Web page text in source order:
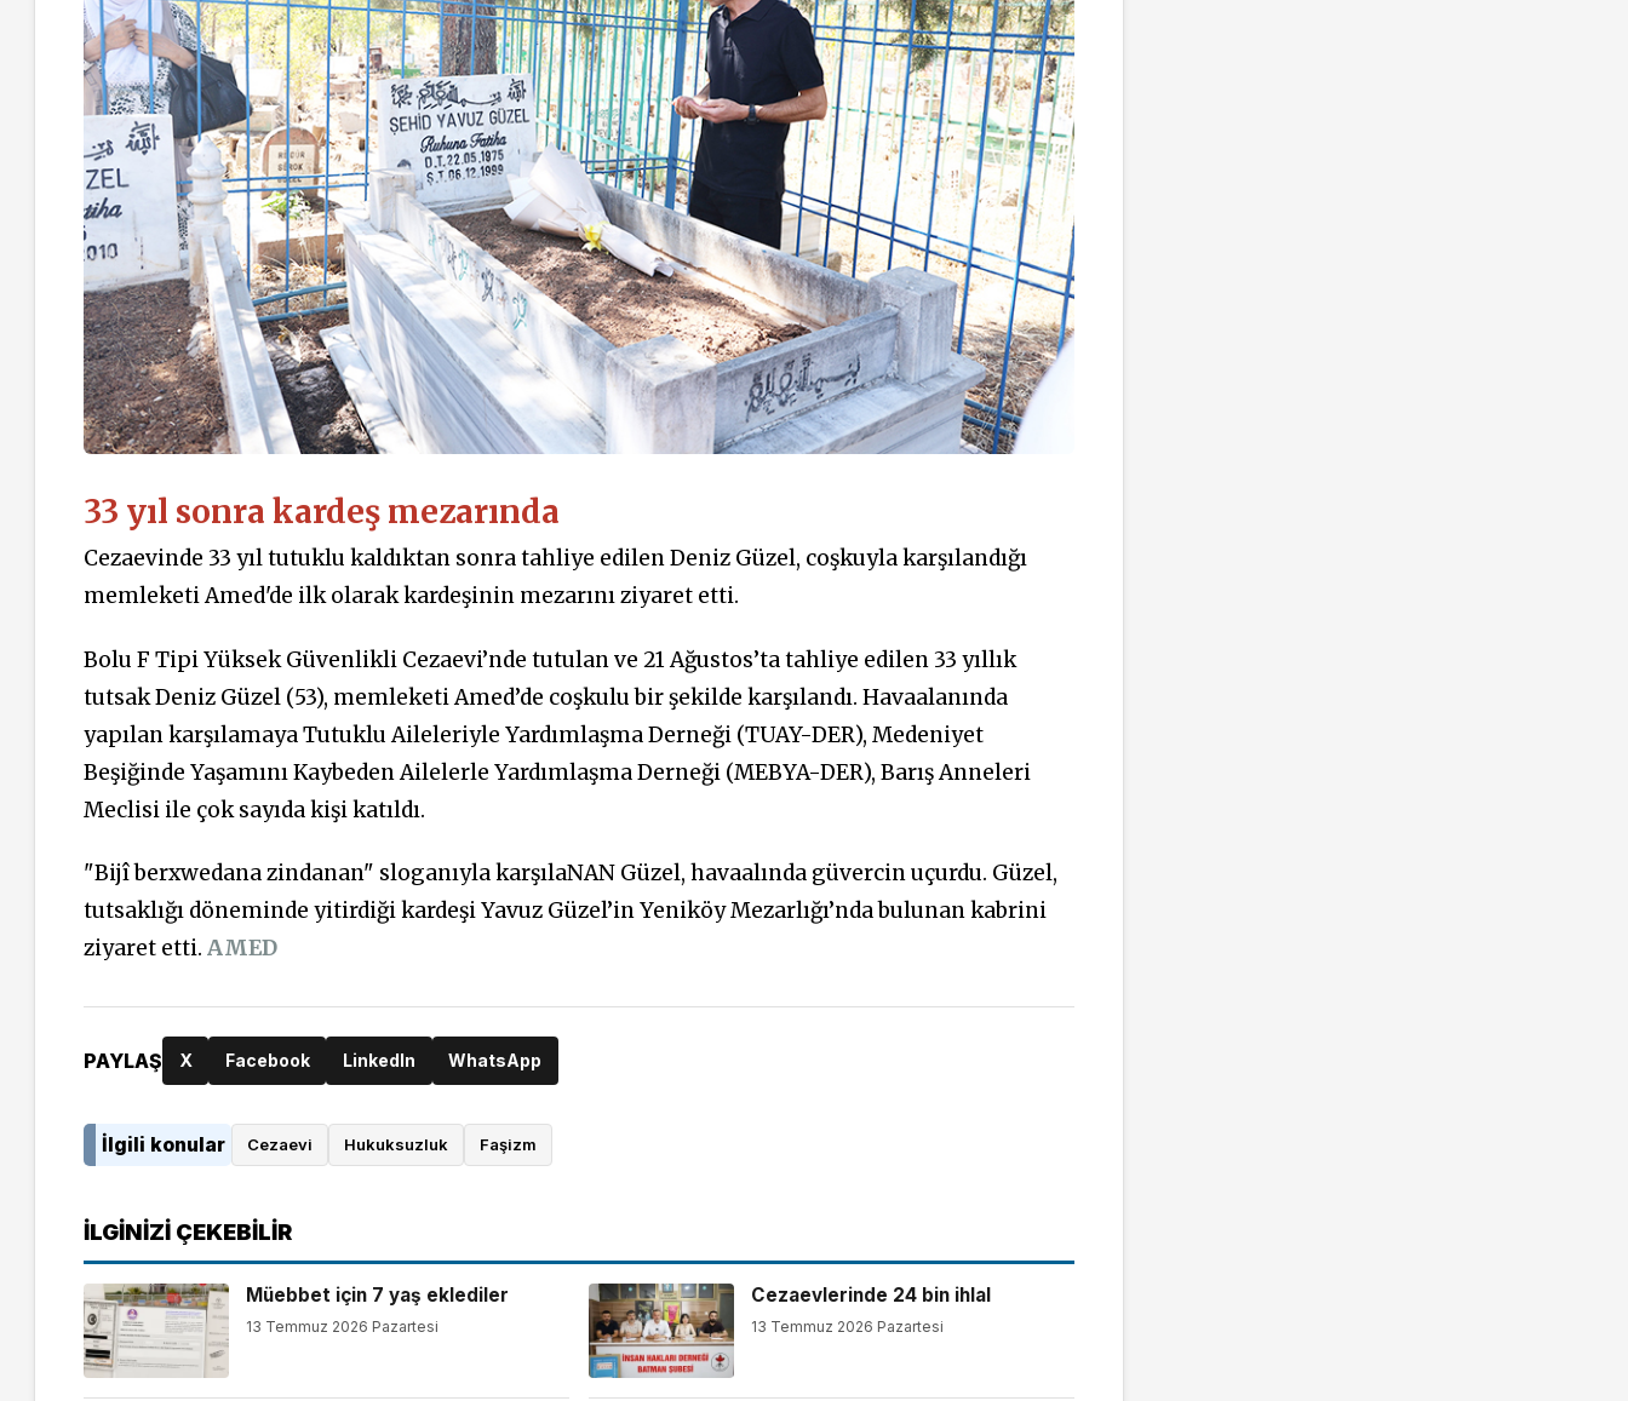
33 yıl sonra kardeş mezarında
Cezaevinde 33 yıl tutuklu kaldıktan sonra tahliye edilen Deniz Güzel, coşkuyla karşılandığı
memleketi Amed'de ilk olarak kardeşinin mezarını ziyaret etti.
Bolu F Tipi Yüksek Güvenlikli Cezaevi’nde tutulan ve 21 Ağustos’ta tahliye edilen 33 yıllık
tutsak Deniz Güzel (53), memleketi Amed’de coşkulu bir şekilde karşılandı. Havaalanında
yapılan karşılamaya Tutuklu Aileleriyle Yardımlaşma Derneği (TUAY-DER), Medeniyet
Beşiğinde Yaşamını Kaybeden Ailelerle Yardımlaşma Derneği (MEBYA-DER), Barış Anneleri
Meclisi ile çok sayıda kişi katıldı.
"Bijî berxwedana zindanan" sloganıyla karşılaNAN Güzel, havaalında güvercin uçurdu. Güzel,
tutsaklığı döneminde yitirdiği kardeşi Yavuz Güzel’in Yeniköy Mezarlığı’nda bulunan kabrini
ziyaret etti. AMED
PAYLAŞ X Facebook LinkedIn WhatsApp
İlgili konular Cezaevi Hukuksuzluk Faşizm
İLGINIZI ÇEKEBILIR
Müebbet için 7 yaş eklediler
13 Temmuz 2026 Pazartesi
Cezaevlerinde 24 bin ihlal
13 Temmuz 2026 Pazartesi